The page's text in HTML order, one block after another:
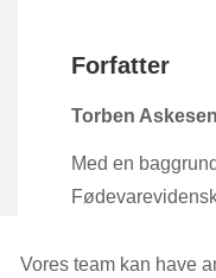
Forfatter
Torben Askesen
Med en
praktisk erfaring
Vores team kan have